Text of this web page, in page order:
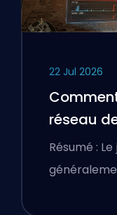
22 Jul 2026
réseau
Résumé :